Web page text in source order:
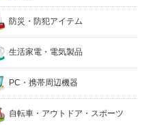
防災・防犯アイテム
生活家電・電気製品
PC・携帯周辺機器
自転車・アウトドア・スポーツ